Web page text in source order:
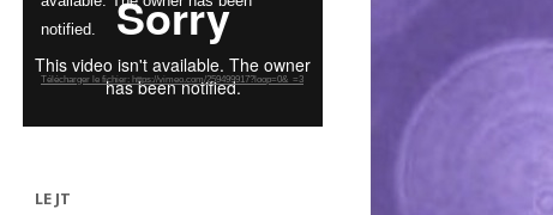
notified.
Télécharger le fichier: https://vimeo.com/259499917?loop=0&_=3
LE JT